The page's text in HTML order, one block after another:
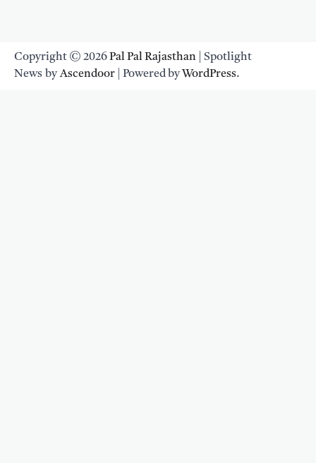
Copyright © 2026Pal Pal Rajasthan | Spotlight
News byAscendoor | Powered byWordPress.